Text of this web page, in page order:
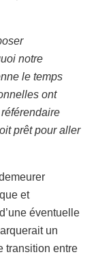
notre
le temps
ont
prêt pour aller
et
éventuelle
un
transition entre